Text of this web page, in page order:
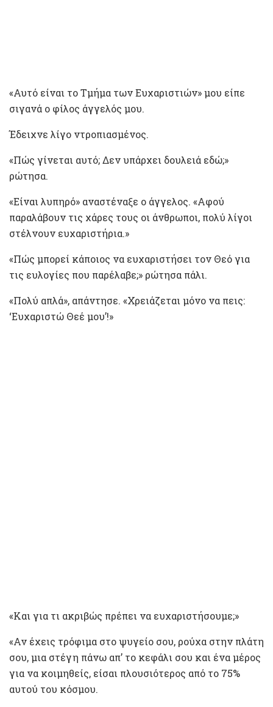
«Αυτό είναι το Τμήμα των Ευχαριστιών» μου είπε
σιγανά ο φίλος άγγελός μου.
Έδειχνε λίγο ντροπιασμένος.
«Πώς γίνεται αυτό; Δεν υπάρχει δουλειά εδώ;»
ρώτησα.
«Είναι λυπηρό» αναστέναξε ο άγγελος. «Αφού
παραλάβουν τις χάρες τους οι άνθρωποι, πολύ λίγοι
στέλνουν ευχαριστήρια.»
«Πώς μπορεί κάποιος να ευχαριστήσει τον Θεό για
τις ευλογίες που παρέλαβε;» ρώτησα πάλι.
«Πολύ απλά», απάντησε. «Χρειάζεται μόνο να πεις:
‘Ευχαριστώ Θεέ μου’!»
«Και για τι ακριβώς πρέπει να ευχαριστήσουμε;»
«Αν έχεις τρόφιμα στο ψυγείο σου, ρούχα στην πλάτη
σου, μια στέγη πάνω απ’ το κεφάλι σου και ένα μέρος
για να κοιμηθείς, είσαι πλουσιότερος από το 75%
αυτού του κόσμου.